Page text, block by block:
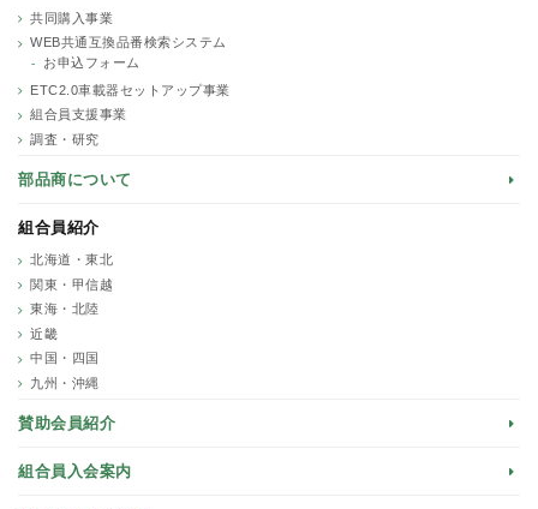
共同購入事業
WEB共通互換品番検索システム
お申込フォーム
ETC2.0車載器セットアップ事業
組合員支援事業
調査・研究
部品商について
組合員紹介
北海道・東北
関東・甲信越
東海・北陸
近畿
中国・四国
九州・沖縄
賛助会員紹介
組合員入会案内